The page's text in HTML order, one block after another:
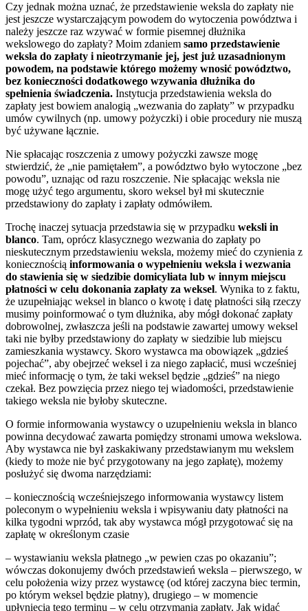
Czy jednak można uznać, że przedstawienie weksla do zapłaty nie
jest jeszcze wystarczającym powodem do wytoczenia powództwa i
należy jeszcze raz wzywać w formie pisemnej dłużnika
wekslowego do zapłaty? Moim zdaniem samo przedstawienie
weksla do zapłaty i nieotrzymanie jej, jest już uzasadnionym
powodem, na podstawie którego możemy wnosić powództwo,
bez konieczności dodatkowego wzywania dłużnika do
spełnienia świadczenia. Instytucja przedstawienia weksla do
zapłaty jest bowiem analogią „wezwania do zapłaty” w przypadku
umów cywilnych (np. umowy pożyczki) i obie procedury nie muszą
być używane łącznie.
Nie spłacając roszczenia z umowy pożyczki zawsze mogę
stwierdzić, że „nie pamiętałem”, a powództwo było wytoczone „bez
powodu”, uznając od razu roszczenie. Nie spłacając weksla nie
mogę użyć tego argumentu, skoro weksel był mi skutecznie
przedstawiony do zapłaty i zapłaty odmówiłem.
Trochę inaczej sytuacja przedstawia się w przypadku weksli in
blanco. Tam, oprócz klasycznego wezwania do zapłaty po
nieskutecznym przedstawieniu weksla, możemy mieć do czynienia z
koniecznością informowania o wypełnieniu weksla i wezwania
do stawienia się w siedzibie domicyliata lub w innym miejscu
płatności w celu dokonania zapłaty za weksel. Wynika to z faktu,
że uzupełniając weksel in blanco o kwotę i datę płatności siłą rzeczy
musimy poinformować o tym dłużnika, aby mógł dokonać zapłaty
dobrowolnej, zwłaszcza jeśli na podstawie zawartej umowy weksel
taki nie byłby przedstawiony do zapłaty w siedzibie lub miejscu
zamieszkania wystawcy. Skoro wystawca ma obowiązek „gdzieś
pojechać”, aby obejrzeć weksel i za niego zapłacić, musi wcześniej
mieć informację o tym, że taki weksel będzie „gdzieś” na niego
czekał. Bez powzięcia przez niego tej wiadomości, przedstawienie
takiego weksla nie byłoby skuteczne.
O formie informowania wystawcy o uzupełnieniu weksla in blanco
powinna decydować zawarta pomiędzy stronami umowa wekslowa.
Aby wystawca nie był zaskakiwany przedstawianym mu wekslem
(kiedy to może nie być przygotowany na jego zapłatę), możemy
posłużyć się dwoma narzędziami:
– koniecznością wcześniejszego informowania wystawcy listem
poleconym o wypełnieniu weksla i wpisywaniu daty płatności na
kilka tygodni wprzód, tak aby wystawca mógł przygotować się na
zapłatę w określonym czasie
– wystawianiu weksla płatnego „w pewien czas po okazaniu”;
wówczas dokonujemy dwóch przedstawień weksla – pierwszego, w
celu położenia wizy przez wystawcę (od której zaczyna biec termin,
po którym weksel będzie płatny), drugiego – w momencie
upłynięcia tego terminu – w celu otrzymania zapłaty. Jak widać